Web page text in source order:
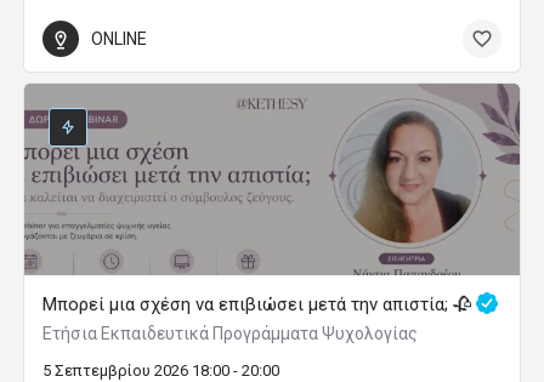
ONLINE
Μπορεί μια σχέση να επιβιώσει μετά την απιστία; 🥀
Ετήσια Εκπαιδευτικά Προγράμματα Ψυχολογίας
5 Σεπτεμβρίου 2026 18:00 - 20:00